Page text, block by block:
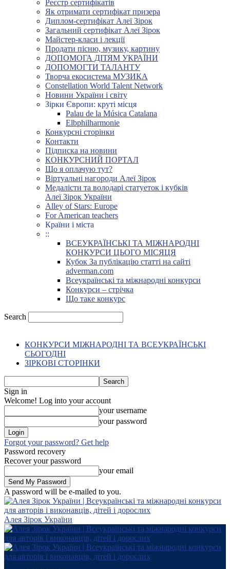
Реєстр сертифікатів
Як отримати сертифікат призера
Диплом-сертифікат Алеї Зірок
Загальний сертифікат Алеї Зірок
Майстер-класи і лекції
Продати пісню, музику, картину
ДОПОМОГА ДІТЯМ УКРАЇНИ
ДОПОМОГТИ ТАЛАНТУ
Творча екосистема МУЗИКА
Constellation World Talent Network
Новини України і світу
Зірки Європи: круті місця
Palau de la Música Catalana
Elbphilharmonie
Конкурсні сторінки
Контакти
Підписка на новини
КОНКУРСНИЙ ПОРТАЛ
Що я оплачую тут?
Віртуальні нагороди Алеї Зірок
Медалісти та володарі статуеток і кубків
Алеї Зірок України
Alley of Stars: Europe
For American teachers
Країни і міста
::
ВСЕУКРАЇНСЬКІ ТА МІЖНАРОДНІ
КОНКУРСИ ЦЬОГО МІСЯЦЯ
Кубок За публікацію статті на сайті
adverman.com
Всеукраїнські та міжнародні конкурси
Конкурси – стрічка
Що таке конкурс
Search
КОНКУРСИ МІЖНАРОДНІ ТА ВСЕУКРАЇНСЬКІ
СЬОГОДНІ
ЗІРКОВІ СТОРІНКИ
Sign in
Welcome! Log into your account
your username
your password
Forgot your password? Get help
Password recovery
Recover your password
your email
A password will be e-mailed to you.
Алея Зірок України